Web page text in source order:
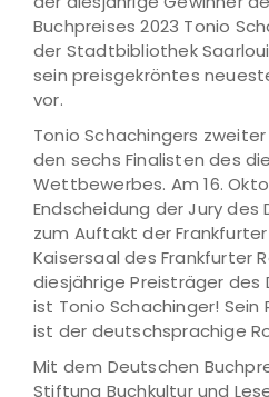
Buchpreises 2023 Tonio
der Stadtbibliothek
sein preisgekröntes
vor.
Tonio Schachingers
den sechs Finalisten des
Wettbewerbes. Am 16.
Endscheidung der Jury des
zum Auftakt der
Kaisersaal des Frankfurter
diesjährige Preisträger des
ist Tonio Schachinger! Sein
ist der deutschsprachige
Mit dem Deutschen
Stiftung Buchkultur und